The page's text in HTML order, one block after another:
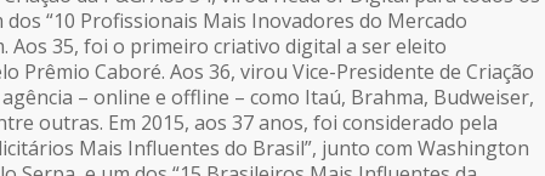
“10 Profissionais Mais Inovadores do Mercado
Aos 35, foi o primeiro criativo digital a ser eleito
Prêmio Caboré. Aos 36, virou Vice-Presidente de Criação
– online e offline – como Itaú, Brahma, Budweiser,
outras. Em 2015, aos 37 anos, foi considerado pela
Mais Influentes do Brasil”, junto com Washington